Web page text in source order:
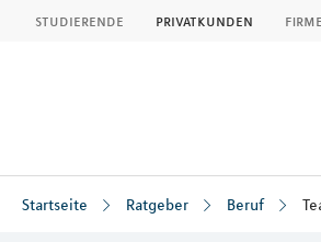
studierende privatkunden
Startseite Ratgeber Beruf